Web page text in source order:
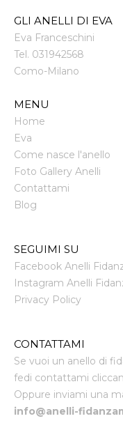
GLI ANELLI DI EVA
Eva Franceschini
Tel. 031942568
Como-Milano
MENU
Home
Eva
Come nasce l'anello
Foto Gallery Anelli
Contattami
Blog
SEGUIMI SU
Facebook Anelli
Instagram Anelli
Privacy Policy
CONTATTAMI
Se vuoi un anello di
fedi contattami
Oppure inviami una
info@anelli-